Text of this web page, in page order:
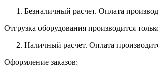
Безналичный расчет. Оплата
Отгрузка оборудования производится
Наличный расчет. Оплата
Оформление заказов: